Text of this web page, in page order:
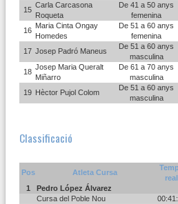
15
Carla Carcasona
Roqueta
De 41 a 50 anys
femenina
16
Maria Cinta Ongay
Homedes
De 51 a 60 anys
femenina
17 Josep Padró Maneus
De 51 a 60 anys
masculina
18
Josep Maria Queralt
Miñarro
De 61 a 70 anys
masculina
19 Hèctor Pujol Colom
De 51 a 60 anys
masculina
Classificació
Pos Atleta Cursa
real
1
Pedro López Álvarez
Cursa del Poble Nou